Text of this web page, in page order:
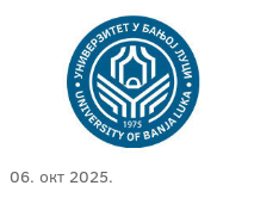
06. окт 2025.